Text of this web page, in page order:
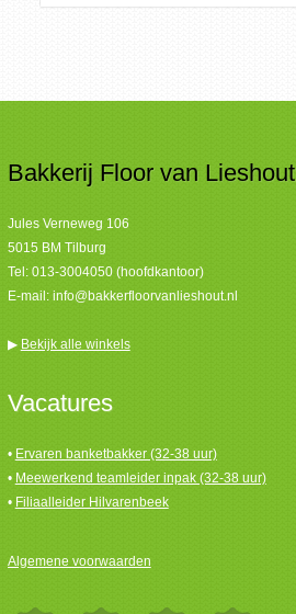
Bakkerij Floor van Lieshout
Jules Verneweg 106
5015 BM Tilburg
Tel: 013-3004050 (hoofdkantoor)
E-mail: info@bakkerfloorvanlieshout.nl
▶ Bekijk alle winkels
Vacatures
• Ervaren banketbakker (32-38 uur)
• Meewerkend teamleider inpak (32-38 uur)
• Filiaalleider Hilvarenbeek
Algemene voorwaarden